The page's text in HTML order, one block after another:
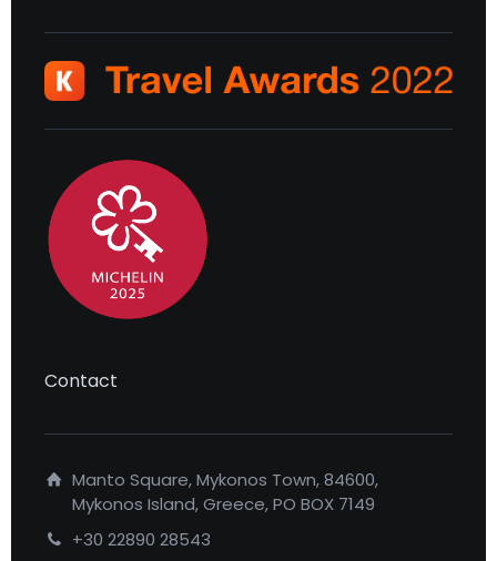
Contact
Manto Square, Mykonos Town, 84600,
Mykonos Island, Greece, PO BOX 7149
+30 22890 28543